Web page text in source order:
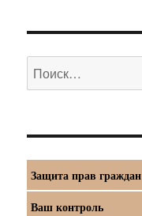
Искать:
Защита прав граждан
Ваш контроль